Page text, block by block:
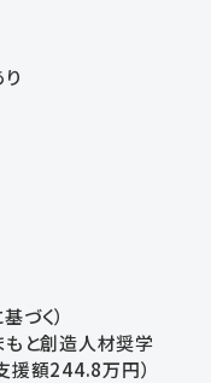
づく）
もと創造人材奨学
援額244.8万円）